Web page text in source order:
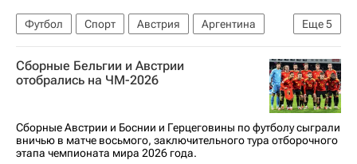
Еще5
Футбол Спорт Австрия
Аргентина
Даллас
ЧМ по футболу 2026
Лионель Месси
Эмилиано Мартинес (1985)
Сборные Бельгии и Австрии
отобрались на ЧМ-2026
Сборные Австрии и Боснии и Герцеговины по футболу сыграли
вничью в матче восьмого, заключительного тура отборочного
этапа чемпионата мира 2026 года.